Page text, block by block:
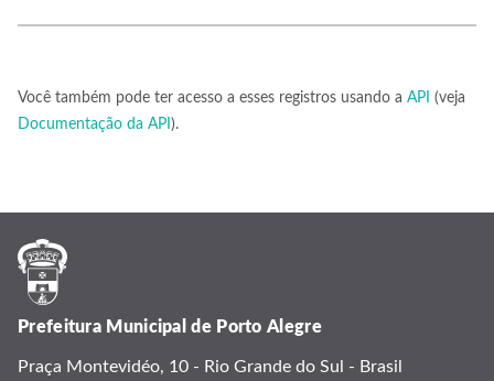
Você também pode ter acesso a esses registros usando a API (veja
Documentação da API ).
Prefeitura Municipal de Porto Alegre
Praça Montevidéo, 10 - Rio Grande do Sul - Brasil